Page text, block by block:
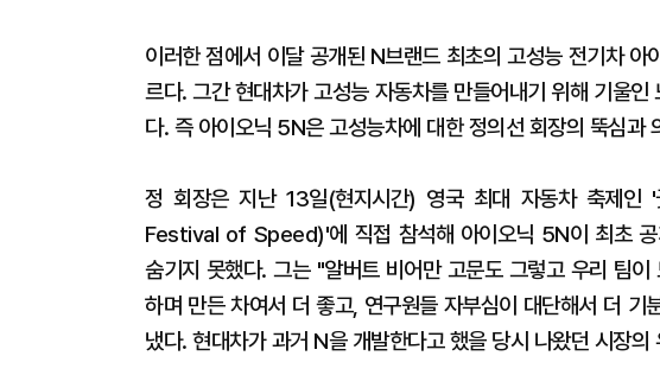
이러한 점에서 이달 공개된 N브랜드 최초의 고성능 전기차
르다. 그간 현대차가 고성능 자동차를 만들어내기 위해 기울
다. 즉 아이오닉 5N은 고성능차에 대한 정의선 회장의 뚝심과
정 회장은 지난 13일(현지시간) 영국 최대 자동차 축제
Festival of Speed)'에 직접 참석해 아이오닉 5N이 최초 공
숨기지 못했다. 그는 "알버트 비어만 고문도 그렇고 우리 팀
하며 만든 차여서 더 좋고, 연구원들 자부심이 대단해서 더 기
냈다. 현대차가 과거 N을 개발한다고 했을 당시 나왔던 시장